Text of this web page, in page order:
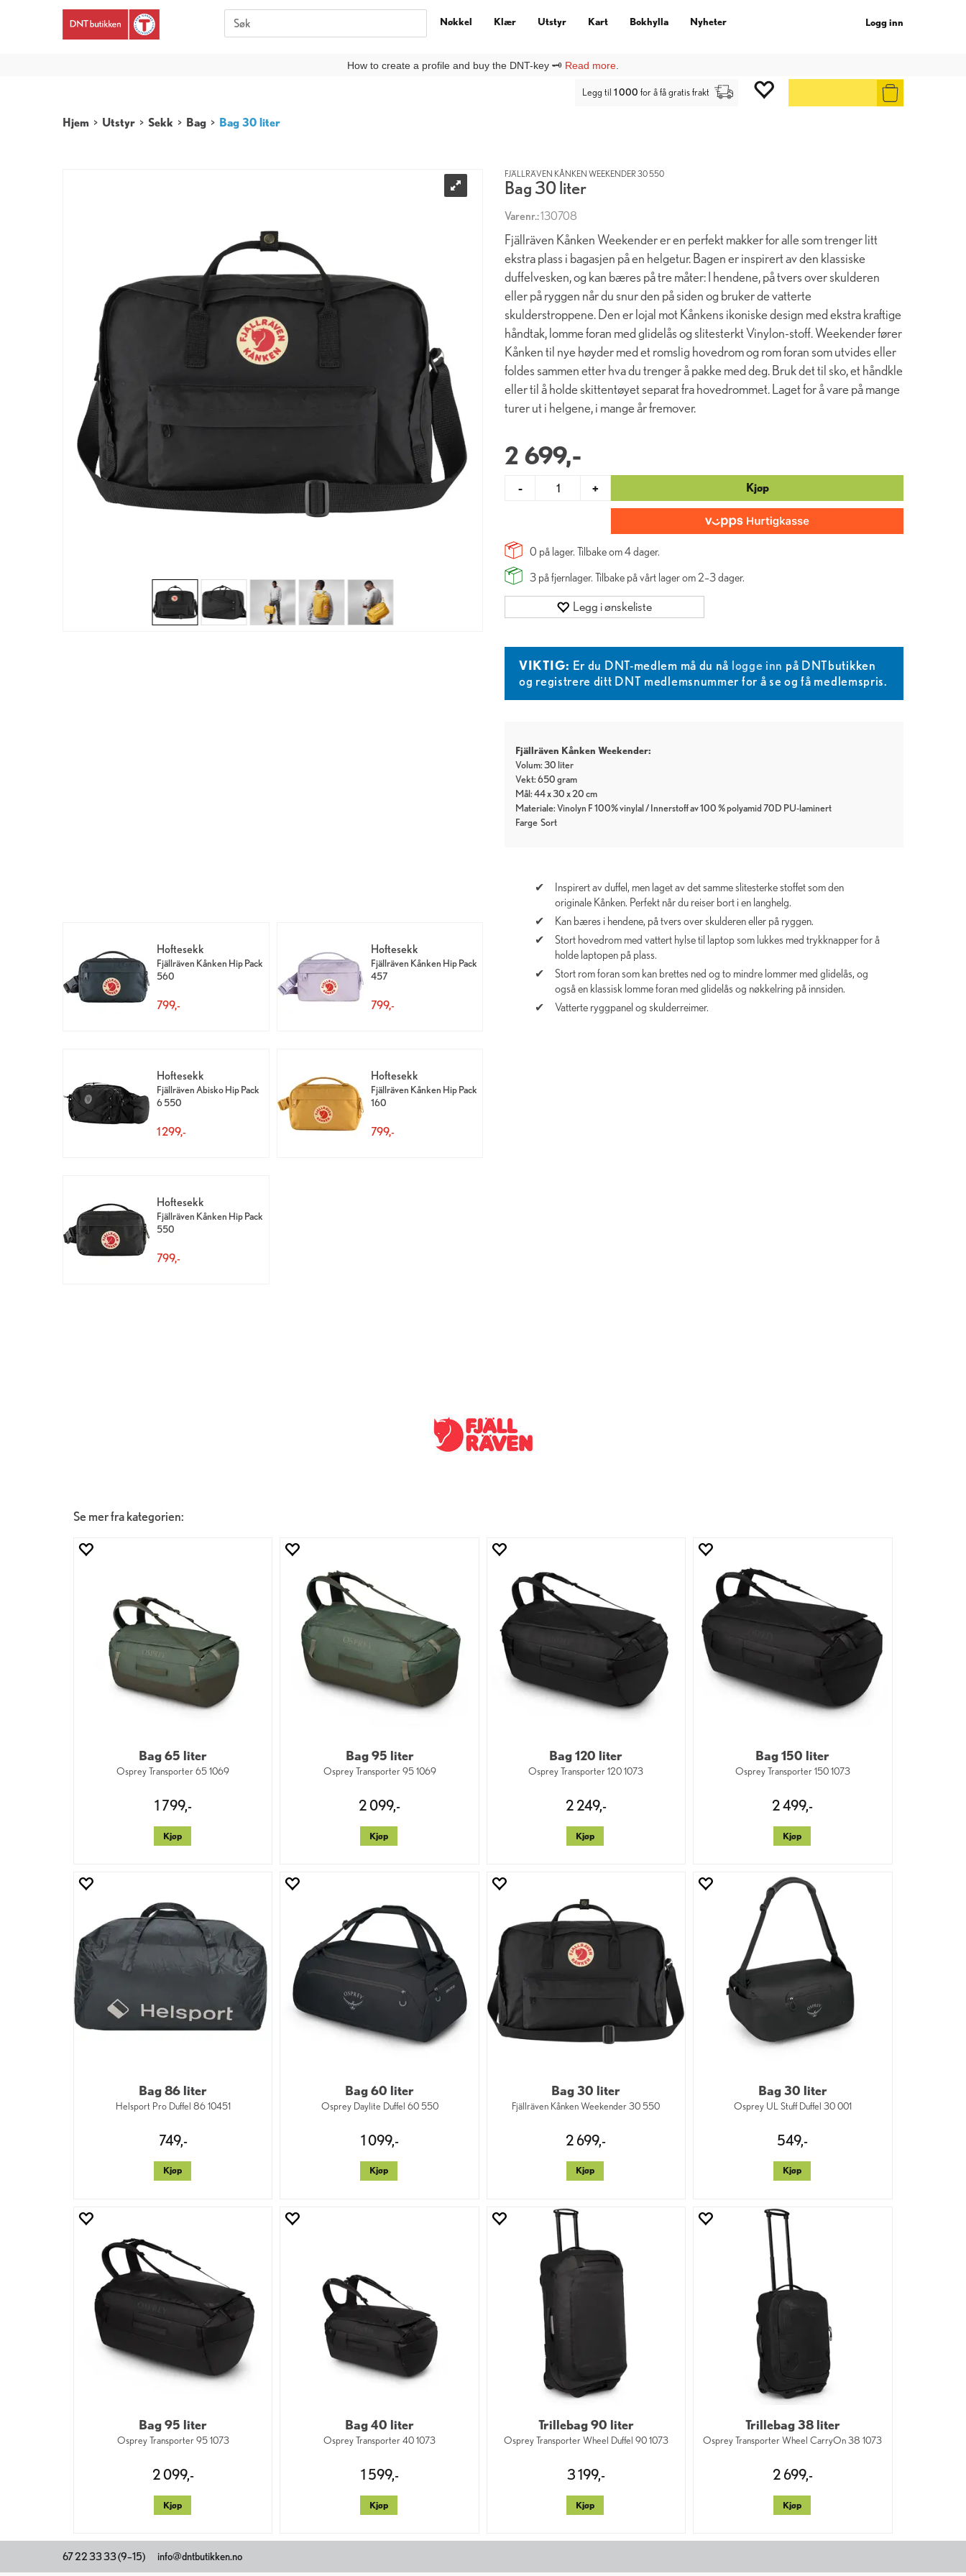
Logg inn
Er du ny kunde på DNTbutikken, må du lage deg enNy kunde-profil under
Nøkkel Klær Utstyr Kart Bokhylla Nyheter
Legg til 1 000 for å få gratis frakt
Hjem > Utstyr > Sekk > Bag > Bag 30 liter
FJÄLLRÄVEN KÅNKEN WEEKENDER 30 550
Bag 30 liter
Varenr.:130708
Fjällräven Kånken Weekender er en perfekt makker for alle som trenger litt
ekstra plass i bagasjen på en helgetur. Bagen er inspirert av den klassiske
duffelvesken, og kan bæres på tre måter: I hendene, på tvers over skulderen
eller på ryggen når du snur den på siden og bruker de vatterte
skulderstroppene. Den er lojal mot Kånkens ikoniske design med ekstra kraftige
håndtak, lomme foran med glidelås og slitesterkt Vinylon-stoff. Weekender fører
Kånken til nye høyder med et romslig hovedrom og rom foran som utvides eller
foldes sammen etter hva du trenger å pakke med deg. Bruk det til sko, et håndkle
eller til å holde skittentøyet separat fra hovedrommet. Laget for å vare på mange
turer ut i helgene, i mange år fremover.
2 699,-
- + Kjøp
0 på lager. Tilbake om4dager.
3 på fjernlager. Tilbake på vårt lager om 2–3 dager.
Legg i ønskeliste
VIKTIG: Er du DNT-medlem må du nå logge inn på DNTbutikken
og registrere ditt DNT medlemsnummer for å se og få medlemspris.
Fjällräven Kånken Weekender:
Volum: 30 liter
Vekt: 650 gram
Mål: 44 x 30 x 20 cm
Materiale: Vinolyn F 100% vinylal / Innerstoff av 100 % polyamid 70D PU-laminert
Farge Sort
Hoftesekk
Fjällräven Kånken Hip Pack
560
799,-
Hoftesekk
Fjällräven Kånken Hip Pack
457
799,-
Hoftesekk
Fjällräven Abisko Hip Pack
6 550
1 299,-
Hoftesekk
Fjällräven Kånken Hip Pack
160
799,-
Hoftesekk
Fjällräven Kånken Hip Pack
550
799,-
Inspirert av duffel, men laget av det samme slitesterke stoffet som den
originale Kånken. Perfekt når du reiser bort i en langhelg.
Kan bæres i hendene, på tvers over skulderen eller på ryggen.
Stort hovedrom med vattert hylse til laptop som lukkes med trykknapper for å
holde laptopen på plass.
Stort rom foran som kan brettes ned og to mindre lommer med glidelås, og
også en klassisk lomme foran med glidelås og nøkkelring på innsiden.
Vatterte ryggpanel og skulderreimer.
Se mer fra kategorien:
Bag 65 liter
Osprey Transporter 65 1069
1 799,-
Kjøp
Bag 95 liter
Osprey Transporter 95 1069
2 099,-
Kjøp
Bag 120 liter
Osprey Transporter 120 1073
2 249,-
Kjøp
Bag 150 liter
Osprey Transporter 150 1073
2 499,-
Kjøp
Bag 86 liter
Helsport Pro Duffel 86 10451
749,-
Kjøp
Bag 60 liter
Osprey Daylite Duffel 60 550
1 099,-
Kjøp
Bag 30 liter
Fjällräven Kånken Weekender 30 550
2 699,-
Kjøp
Bag 30 liter
Osprey UL Stuff Duffel 30 001
549,-
Kjøp
Bag 95 liter
Osprey Transporter 95 1073
2 099,-
Kjøp
Bag 40 liter
Osprey Transporter 40 1073
1 599,-
Kjøp
Trillebag 90 liter
Osprey Transporter Wheel Duffel 90 1073
3 199,-
Kjøp
Trillebag 38 liter
Osprey Transporter Wheel CarryOn 38 1073
2 699,-
Kjøp
67 22 33 33 (9–15) info@dntbutikken.no